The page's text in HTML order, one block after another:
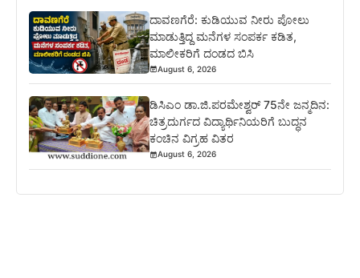
ದಾವಣಗೆರೆ: ಕುಡಿಯುವ ನೀರು ಪೋಲು
ಮಾಡುತ್ತಿದ್ದ ಮನೆಗಳ ಸಂಪರ್ಕ ಕಡಿತ,
ಮಾಲೀಕರಿಗೆ ದಂಡದ ಬಿಸಿ
August 6, 2026
ಡಿಸಿಎಂ ಡಾ.ಜಿ.ಪರಮೇಶ್ವರ್ 75ನೇ ಜನ್ಮದಿನ:
ಚಿತ್ರದುರ್ಗದ ವಿದ್ಯಾರ್ಥಿನಿಯರಿಗೆ ಬುದ್ಧನ
ಕಂಚಿನ ವಿಗ್ರಹ ವಿತರ
August 6, 2026